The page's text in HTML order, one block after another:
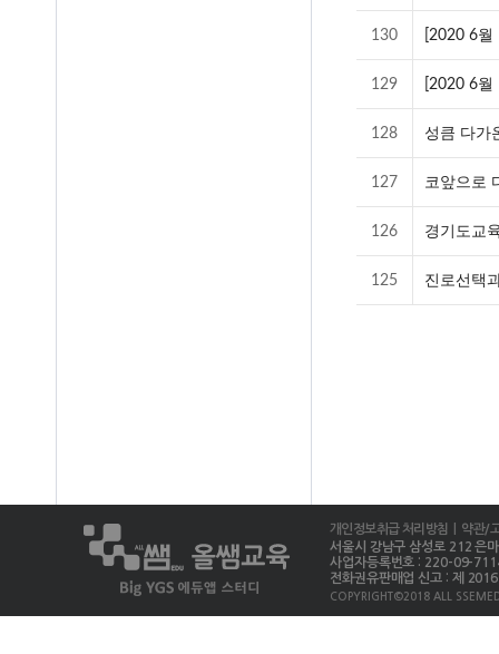
130 [2020 6
129 [2020 6월
128 성큼 다가
127 코앞으로
126 경기도교
125 진로선택
개인정보취급 처리방침
| 약관/
서울시 강남구 삼성로 212 은
사업자등록번호 : 220-09-
전화권유판매업 신고 : 제
COPYRIGHT©2018 ALL